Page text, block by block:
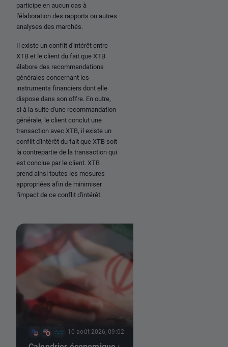
participe en aucun cas à
l'élaboration des rapports ou autres
analyses des marchés.
Il existe un conflit d'intérêt entre
XTB et le client du fait que XTB
élabore des recommandations
générales concernant les
instruments financiers dont elle
dispose dans son offre. En outre,
si à la suite d'une recommandation
générale, le client conclut une
transaction avec XTB, il existe un
conflit d'intérêt du fait que XTB soit
la contrepartie de la transaction qui
est conclue par le client. XTB
prend ainsi toutes les mesures
appropriées afin de minimiser
l'impact de ce conflit d'intérêt.
10 août 2026, 09:02